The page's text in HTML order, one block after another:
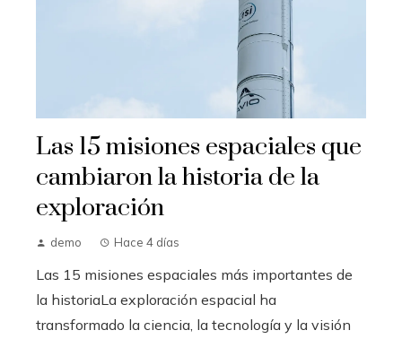
Las 15 misiones espaciales que
cambiaron la historia de la
exploración
demo Hace 4 días
Las 15 misiones espaciales más importantes de
la historiaLa exploración espacial ha
transformado la ciencia, la tecnología y la visión